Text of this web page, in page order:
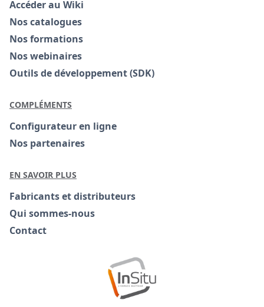
Accéder au Wiki
Nos catalogues
Nos formations
Nos webinaires
Outils de développement (SDK)
COMPLÉMENTS
Configurateur en ligne
Nos partenaires
EN SAVOIR PLUS
Fabricants et distributeurs
Qui sommes-nous
Contact